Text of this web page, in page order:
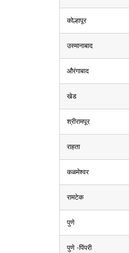
कोल्हापूर
उस्मानाबाद
औरंगाबाद
खेड
श्रीरामपूर
राहता
कळमेश्वर
रामटेक
पुणे
पुणे -पिंपरी